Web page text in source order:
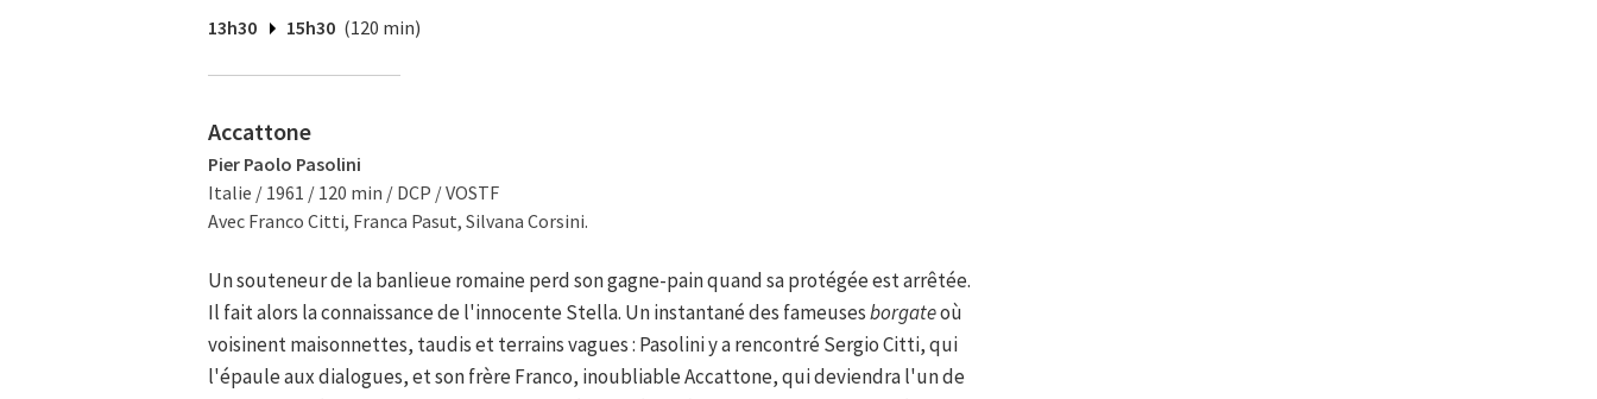
13h30 15h30 (120 min)
Accattone
Pier Paolo Pasolini
Italie / 1961 / 120 min / DCP / VOSTF
Avec Franco Citti, Franca Pasut, Silvana Corsini.
Un souteneur de la banlieue romaine perd son gagne-pain quand sa protégée est arrêtée.
Il fait alors la connaissance de l'innocente Stella. Un instantané des fameusesborgateoù
voisinent maisonnettes, taudis et terrains vagues : Pasolini y a rencontré Sergio Citti, qui
l'épaule aux dialogues, et son frère Franco, inoubliable Accattone, qui deviendra l'un de